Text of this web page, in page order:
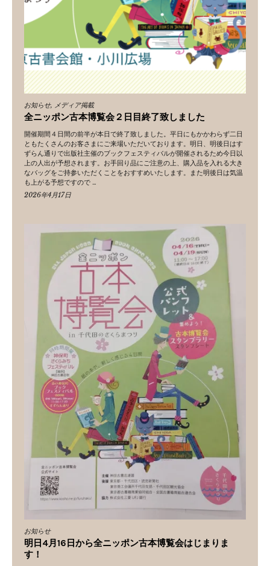
お知らせ, メディア掲載
全ニッポン古本博覧会２日目終了致しました
開催期間４日間の前半が本日で終了致しました。平日にもかかわらず二日
ともたくさんのお客さまにご来場いただいております。明日、明後日はす
ずらん通りで出版社主催のブックフェスティバルが開催されるため今日以
上の人出が予想されます。お手回り品にご注意の上、購入品を入れる大き
なバッグをご持参いただくことをおすすめいたします。また明後日は気温
も上がる予想ですので …
2026年4月17日
お知らせ
明日4月16日から全ニッポン古本博覧会はじまりま
す！